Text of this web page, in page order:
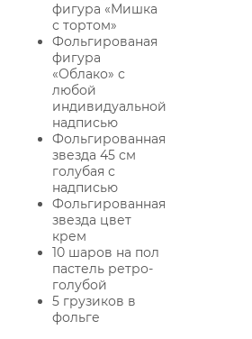
фигура «Мишка
с тортом»
Фольгированая
фигура
«Облако» с
любой
индивидуальной
надписью
Фольгированная
звезда 45 см
голубая с
надписью
Фольгированная
звезда цвет
крем
10 шаров на пол
пастель ретро-
голубой
5 грузиков в
фольге